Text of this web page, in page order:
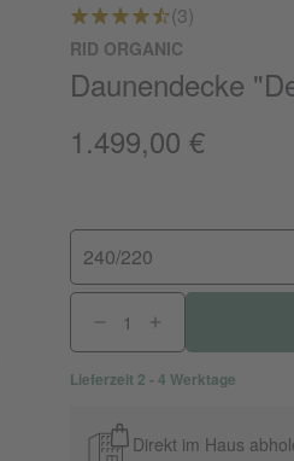
(3)
RID ORGANIC
Daunendecke
1.499,00 €
240/220
Lieferzeit 2 - 4 Werktage
Direkt im Haus